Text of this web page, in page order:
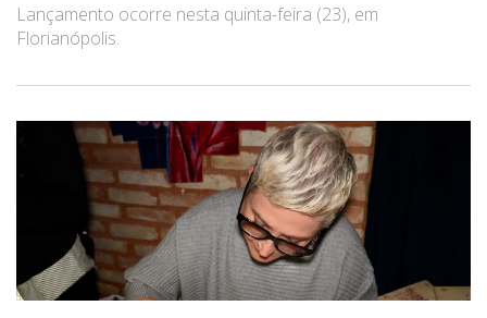
Lançamento ocorre nesta quinta-feira (23), em
Florianópolis.